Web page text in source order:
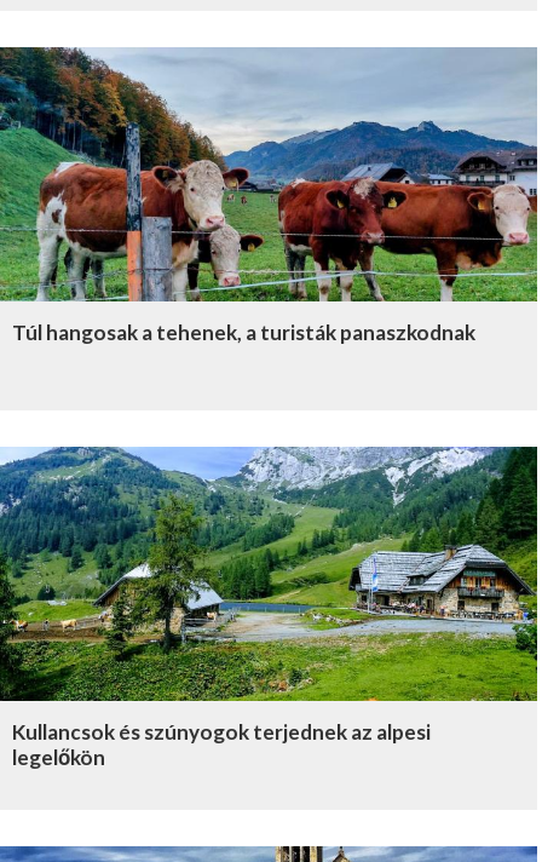
Túl hangosak a tehenek, a turisták panaszkodnak
Kullancsok és szúnyogok terjednek az alpesi
legelőkön